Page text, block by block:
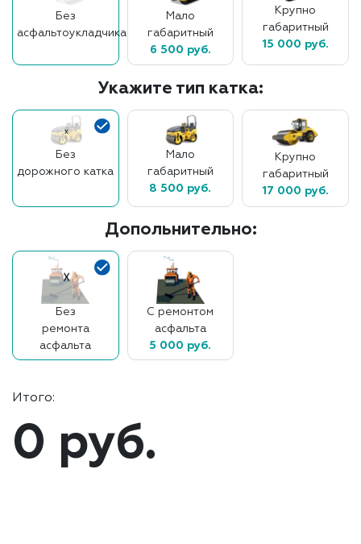
Без
асфальтоукладчика
Мало
габаритный
6 500 руб.
Крупно
габаритный
15 000 руб.
Укажите тип катка:
Без
дорожного катка
Мало
габаритный
8 500 руб.
Крупно
габаритный
17 000 руб.
Допольнительно:
Без
ремонта
асфальта
С ремонтом
асфальта
5 000 руб.
Итого:
0 руб.